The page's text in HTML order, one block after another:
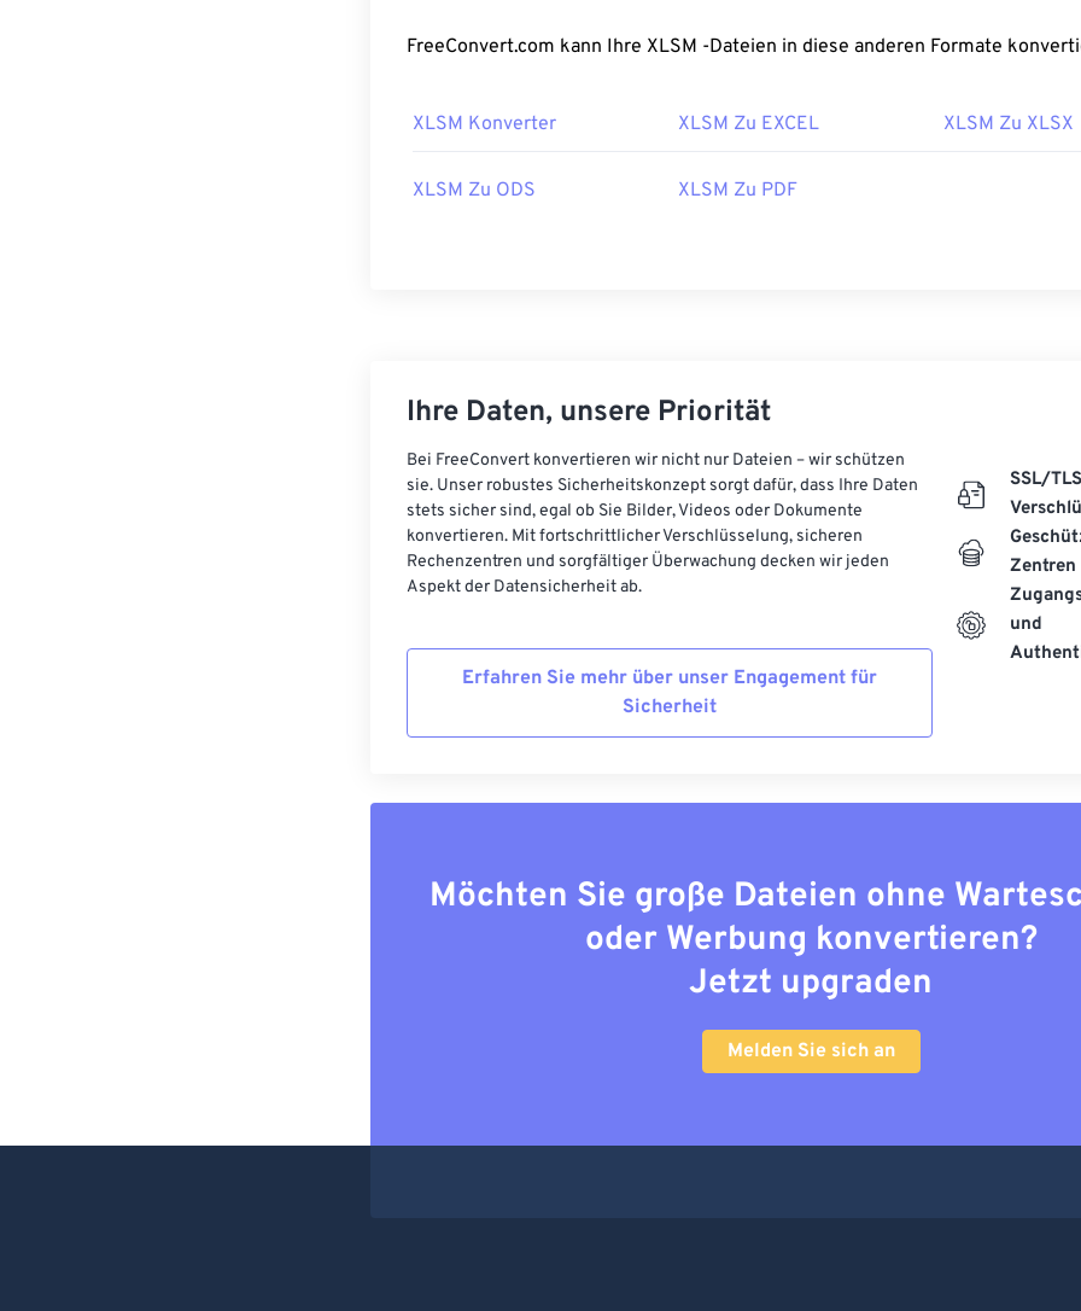
FreeConvert.com kann Ihre XLSM -Dateien in diese anderen Formate
XLSM Konverter XLSM Zu EXCEL XLSM Zu XLSX
XLSM Zu ODS XLSM Zu PDF
Ihre Daten, unsere Priorität
Bei FreeConvert konvertieren wir nicht nur Dateien – wir schützen
sie. Unser robustes Sicherheitskonzept sorgt dafür, dass Ihre Daten
stets sicher sind, egal ob Sie Bilder, Videos oder Dokumente
konvertieren. Mit fortschrittlicher Verschlüsselung, sicheren
Rechenzentren und sorgfältiger Überwachung decken wir jeden
Aspekt der Datensicherheit ab.
Erfahren Sie mehr über unser Engagement für
Sicherheit
SSL/TLS
Zentren
und
Möchten Sie große Dateien ohne
oder Werbung konvertieren?
Jetzt upgraden
Melden Sie sich an